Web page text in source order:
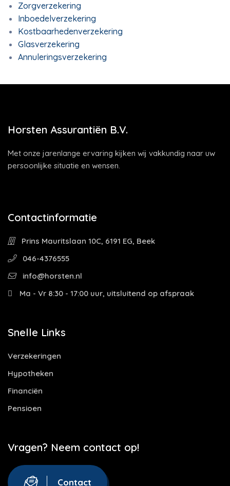
Zorgverzekering
Inboedelverzekering
Kostbaarhedenverzekering
Glasverzekering
Annuleringsverzekering
Horsten Assurantiën B.V.
Met onze jarenlange ervaring kijken wij vakkundig naar uw
persoonlijke situatie en wensen.
Contactinformatie
Prins Mauritslaan 10C, 6191 EG, Beek
046-4376555
info@horsten.nl
Ma - Vr 8:30 - 17:00 uur, uitsluitend op afspraak
Snelle Links
Verzekeringen
Hypotheken
Financiën
Pensioen
Vragen? Neem contact op!
Contact